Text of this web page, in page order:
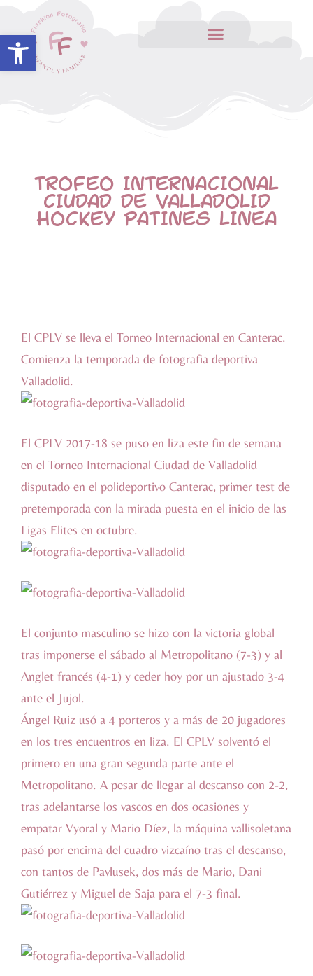
Abrir barra de herramientas
TROFEO INTERNACIONAL
CIUDAD DE VALLADOLID
HOCKEY PATINES LINEA
El CPLV se lleva el Torneo Internacional en Canterac.
Comienza la temporada de fotografia deportiva
Valladolid.
El CPLV 2017-18 se puso en liza este fin de semana
en el Torneo Internacional Ciudad de Valladolid
disputado en el polideportivo Canterac, primer test de
pretemporada con la mirada puesta en el inicio de las
Ligas Elites en octubre.
El conjunto masculino se hizo con la victoria global
tras imponerse el sábado al Metropolitano (7-3) y al
Anglet francés (4-1) y ceder hoy por un ajustado 3-4
ante el Jujol.
Ángel Ruiz usó a 4 porteros y a más de 20 jugadores
en los tres encuentros en liza. El CPLV solventó el
primero en una gran segunda parte ante el
Metropolitano. A pesar de llegar al descanso con 2-2,
tras adelantarse los vascos en dos ocasiones y
empatar Vyoral y Mario Díez, la máquina vallisoletana
pasó por encima del cuadro vizcaíno tras el descanso,
con tantos de Pavlusek, dos más de Mario, Dani
Gutiérrez y Miguel de Saja para el 7-3 final.